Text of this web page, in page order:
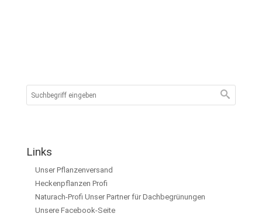
Links
Unser Pflanzenversand
Heckenpflanzen Profi
Naturach-Profi Unser Partner für Dachbegrünungen
Unsere Facebook-Seite